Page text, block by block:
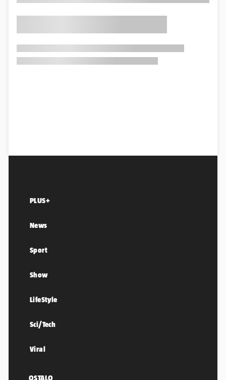
PLUS+
News
Sport
Show
LifeStyle
Sci/Tech
Viral
OSTALO